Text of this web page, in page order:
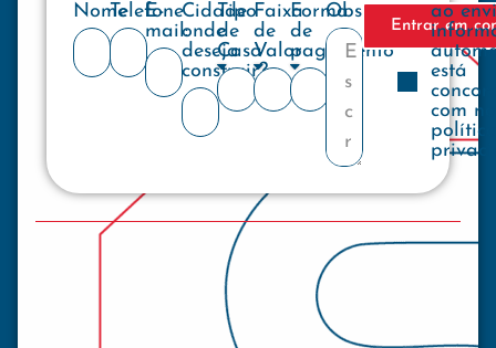
NomeTelefone
E-
mail:
Cidade
onde
deseja
construir?
Tipo
de
Casa
Faixa
de
Valor
Forma
de
pagamento
Observações
Entrar em
ao
está
com